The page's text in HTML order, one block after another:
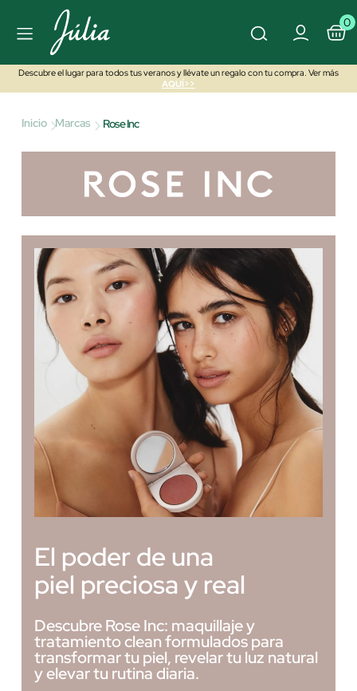
0
Descubre el lugar para todos tus veranos y llévate un regalo con tu compra. Ver más
AQUÍ>>
Inicio Marcas Rose Inc
El poder de una
piel preciosa y real
Descubre Rose Inc: maquillaje y
tratamiento clean formulados para
transformar tu piel, revelar tu luz natural
y elevar tu rutina diaria.